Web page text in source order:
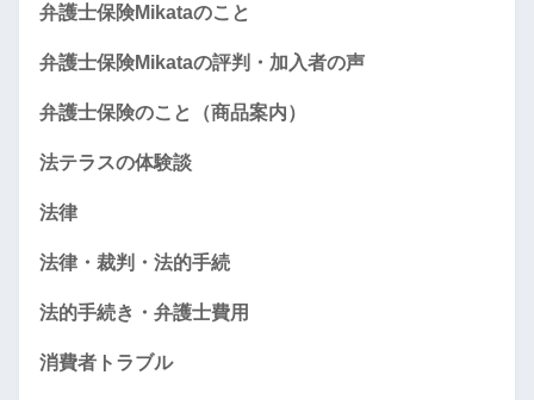
弁護士保険Mikataのこと
弁護士保険Mikataの評判・加入者の声
弁護士保険のこと（商品案内）
法テラスの体験談
法律
法律・裁判・法的手続
法的手続き・弁護士費用
消費者トラブル